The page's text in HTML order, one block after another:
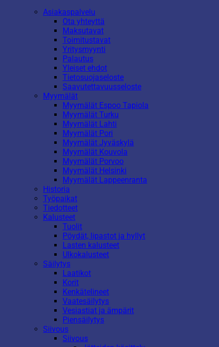
Asiakaspalvelu
Ota yhteyttä
Maksutavat
Toimitustavat
Yritysmyynti
Palautus
Yleiset ehdot
Tietosuojaseloste
Saavutettavuusseloste
Myymälät
Myymälät Espoo Tapiola
Myymälät Turku
Myymälät Lahti
Myymälät Pori
Myymälät Jyväskylä
Myymälät Kouvola
Myymälät Porvoo
Myymälät Helsinki
Myymälät Lappeenranta
Historia
Työpaikat
Tiedotteet
Kalusteet
Tuolit
Pöydät, lipastot ja hyllyt
Lasten kalusteet
Ulkokalusteet
Säilytys
Laatikot
Korit
Kenkätelineet
Vaatesäilytys
Vesiastiat ja ämpärit
Piensäilytys
Siivous
Siivous